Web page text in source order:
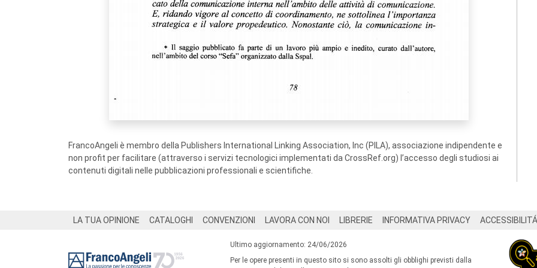
FrancoAngeli è membro della Publishers International Linking Association, Inc (PILA), associazione indipendente e
non profit per facilitare (attraverso i servizi tecnologici implementati da CrossRef.org) l’accesso degli studiosi ai
contenuti digitali nelle pubblicazioni professionali e scientifiche.
LA TUA OPINIONE CATALOGHI CONVENZIONI LAVORA CON NOI LIBRERIE INFORMATIVA PRIVACY ACCESSIBILITÁ
Ultimo aggiornamento: 24/06/2026
Per le opere presenti in questo sito si sono assolti gli obblighi previsti dalla